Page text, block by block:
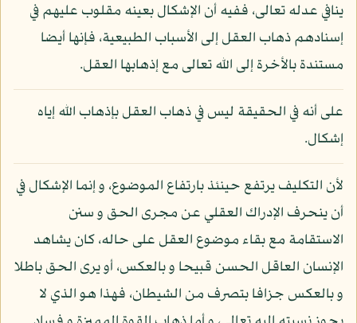
ينافي عدله تعالى، ففيه أن الإشكال بعينه مقلوب عليهم في
إسنادهم ذهاب العقل إلى الأسباب الطبيعية، فإنها أيضا
مستندة بالأخرة إلى الله تعالى مع إذهابها العقل.
على أنه في الحقيقة ليس في ذهاب العقل بإذهاب الله إياه
إشكال.
لأن التكليف يرتفع حينئذ بارتفاع الموضوع، و إنما الإشكال في
أن ينحرف الإدراك العقلي عن مجرى الحق و سنن
الاستقامة مع بقاء موضوع العقل على حاله، كان يشاهد
الإنسان العاقل الحسن قبيحا و بالعكس، أو يرى الحق باطلا
و بالعكس جزافا بتصرف من الشيطان، فهذا هو الذي لا